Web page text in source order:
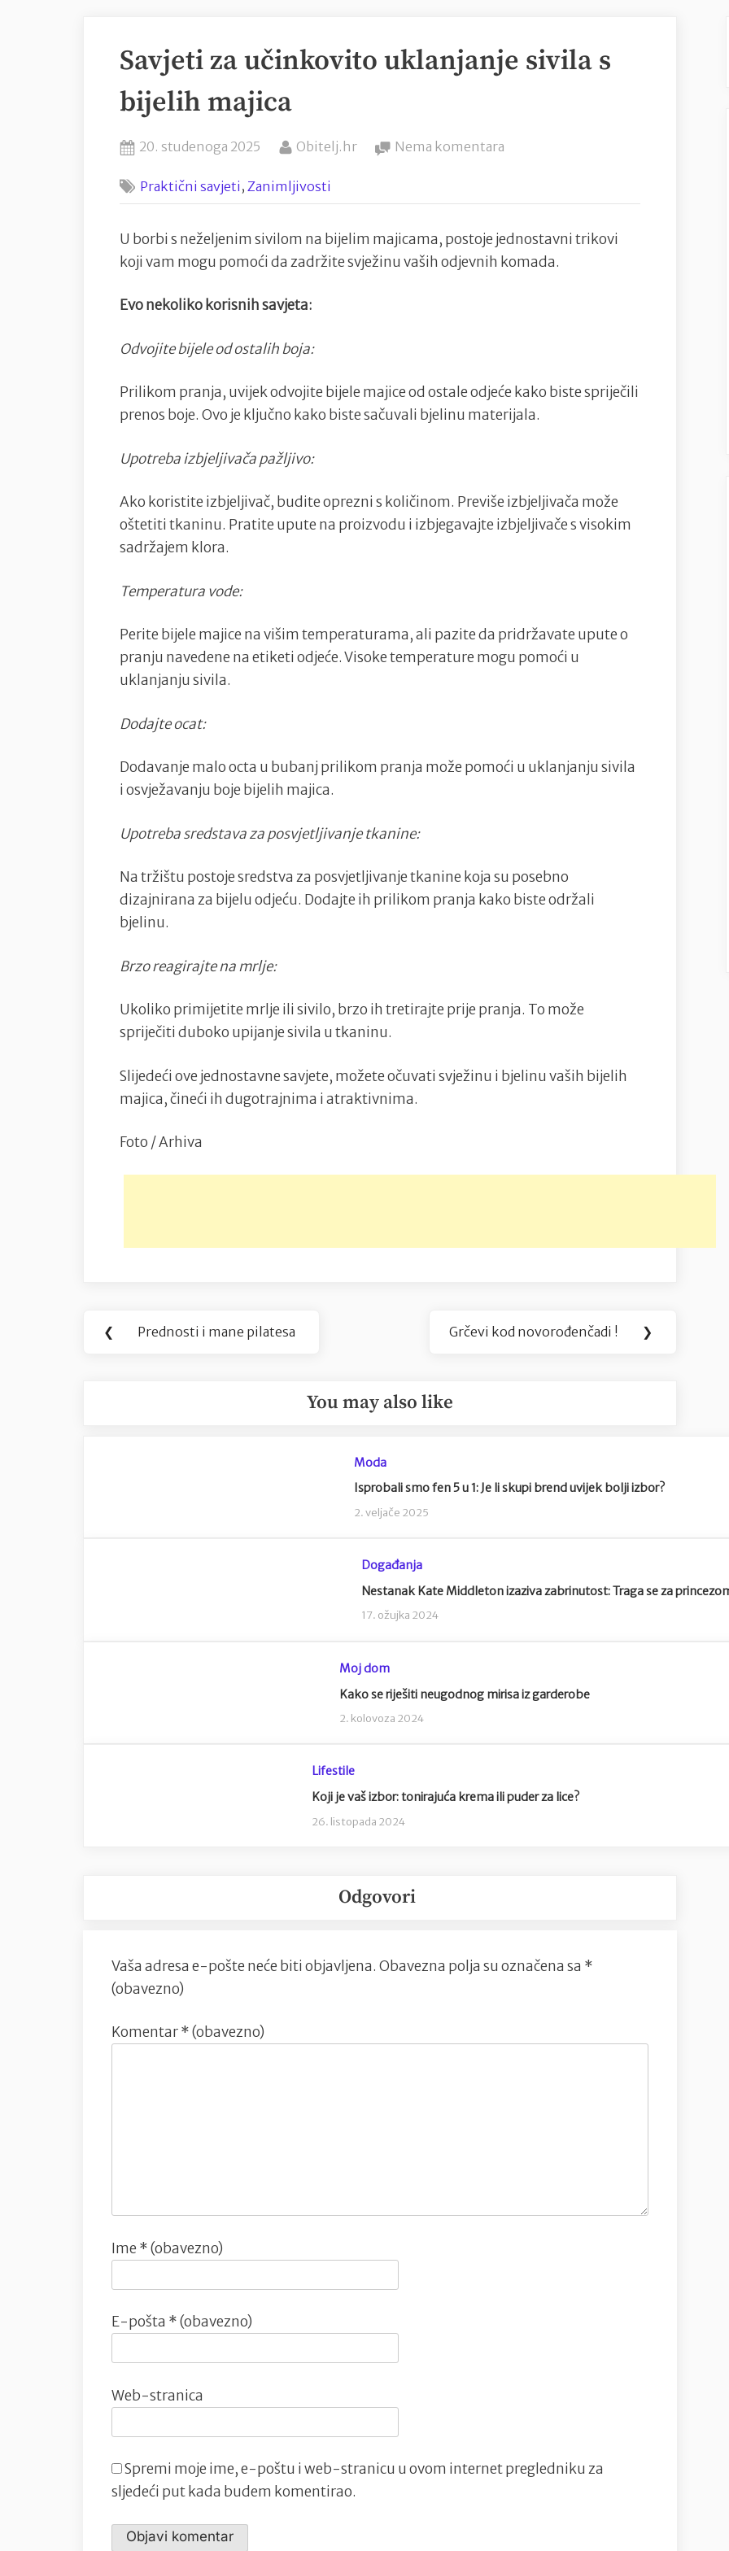
Savjeti za učinkovito uklanjanje sivila s
bijelih majica
Posted
20. studenoga 2025 By
Obitelj.hr Nema komentara
uklanjanje
sivila
Praktični savjeti , Zanimljivosti
U borbi s neželjenim sivilom na bijelim majicama, postoje jednostavni trikovi
koji vam mogu pomoći da zadržite svježinu vaših odjevnih komada.
Evo nekoliko korisnih savjeta:
Odvojite bijele od ostalih boja:
Prilikom pranja, uvijek odvojite bijele majice od ostale odjeće kako biste spriječili
prenos boje. Ovo je ključno kako biste sačuvali bjelinu materijala.
Upotreba izbjeljivača pažljivo:
Ako koristite izbjeljivač, budite oprezni s količinom. Previše izbjeljivača može
oštetiti tkaninu. Pratite upute na proizvodu i izbjegavajte izbjeljivače s visokim
sadržajem klora.
Temperatura vode:
Perite bijele majice na višim temperaturama, ali pazite da pridržavate upute o
pranju navedene na etiketi odjeće. Visoke temperature mogu pomoći u
uklanjanju sivila.
Dodajte ocat:
Dodavanje malo octa u bubanj prilikom pranja može pomoći u uklanjanju sivila
i osvježavanju boje bijelih majica.
Upotreba sredstava za posvjetljivanje tkanine:
Na tržištu postoje sredstva za posvjetljivanje tkanine koja su posebno
dizajnirana za bijelu odjeću. Dodajte ih prilikom pranja kako biste održali
bjelinu.
Brzo reagirajte na mrlje:
Ukoliko primijetite mrlje ili sivilo, brzo ih tretirajte prije pranja. To može
spriječiti duboko upijanje sivila u tkaninu.
Slijedeći ove jednostavne savjete, možete očuvati svježinu i bjelinu vaših bijelih
majica, čineći ih dugotrajnima i atraktivnima.
Foto / Arhiva
Navigacija
❮
Previous
Prednosti i mane pilatesa
Next
Grčevi kod novorođenčadi ! ❯
You may also like
Moda
Isprobali smo fen 5 u 1: Je li skupi brend uvijek bolji izbor?
2. veljače 2025
Događanja
Nestanak Kate Middleton izaziva zabrinutost: Traga se za
17. ožujka 2024
Moj dom
Kako se riješiti neugodnog mirisa iz garderobe
2. kolovoza 2024
Lifestile
Koji je vaš izbor: tonirajuća krema ili puder za lice?
26. listopada 2024
Odgovori
Vaša adresa e-pošte neće biti objavljena. Obavezna polja su označena sa *
(obavezno)
Komentar* (obavezno)
Ime * (obavezno)
E-pošta * (obavezno)
Web-stranica
Spremi moje ime, e-poštu i web-stranicu u ovom internet pregledniku za
sljedeći put kada budem komentirao.